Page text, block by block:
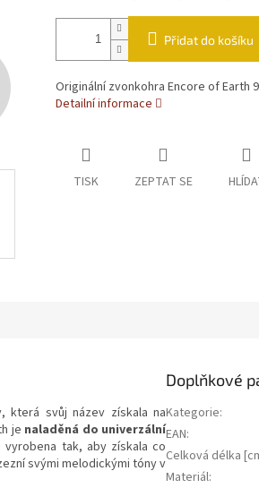
Přidat do košíku
Originální zvonkohra Encore of Earth
Detailní informace
TISK ZEPTAT SE
která svůj název získala na
je naladěná do univerzální
vyrobena tak, aby získala co
svými melodickými tóny v
Doplňkové
Kategorie:
EAN:
Celková délka
Materiál: